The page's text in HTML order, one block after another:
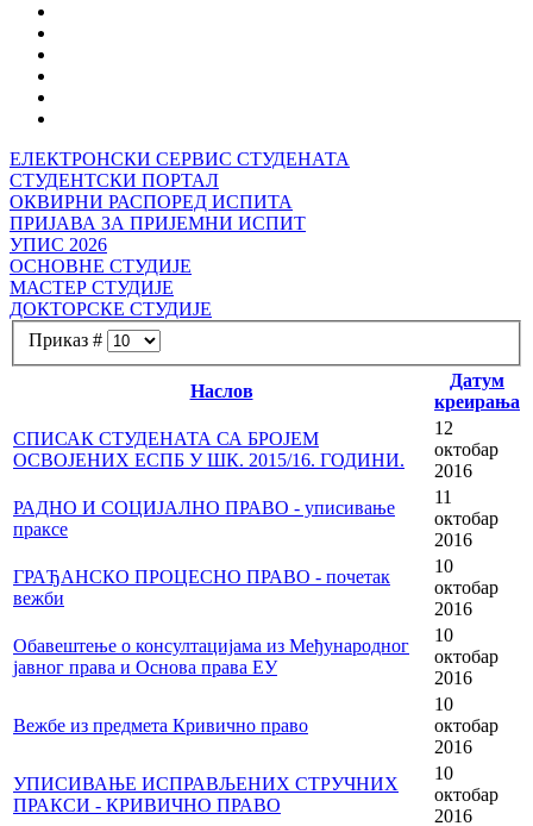
ЕЛЕКТРОНСКИ СЕРВИС СТУДЕНАТА
СТУДЕНТСКИ ПОРТАЛ
ОКВИРНИ РАСПОРЕД ИСПИТА
ПРИЈАВА ЗА ПРИЈЕМНИ ИСПИТ
УПИС 2026
ОСНОВНЕ СТУДИЈЕ
МАСТЕР СТУДИЈЕ
ДОКТОРСКЕ СТУДИЈЕ
Приказ #
Наслов
Датум
креирања
СПИСАК СТУДЕНАТА СА БРОЈЕМ
ОСВОЈЕНИХ ЕСПБ У ШК. 2015/16. ГОДИНИ.
12
октобар
2016
РАДНО И СОЦИЈАЛНО ПРАВО - уписивање
праксе
11
октобар
2016
ГРАЂАНСКО ПРОЦЕСНО ПРАВО - почетак
вежби
10
октобар
2016
Обавештење о консултацијама из Међународног
јавног права и Основа права ЕУ
10
октобар
2016
Вежбе из предмета Кривично право
10
октобар
2016
УПИСИВАЊЕ ИСПРАВЉЕНИХ СТРУЧНИХ
ПРАКСИ - КРИВИЧНО ПРАВО
10
октобар
2016